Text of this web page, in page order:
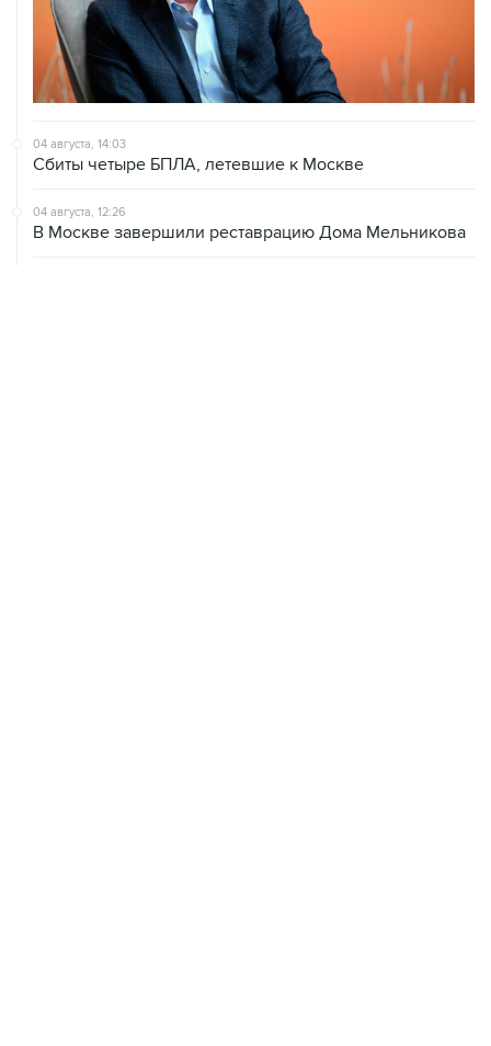
04 августа, 14:03
Сбиты четыре БПЛА, летевшие к Москве
04 августа, 12:26
В Москве завершили реставрацию Дома Мельникова